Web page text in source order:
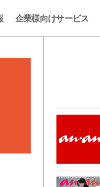
企業様向けサービス